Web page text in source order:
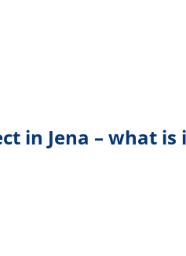
in Jena – what is